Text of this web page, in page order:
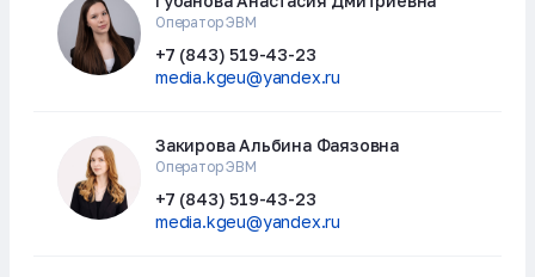
Оператор ЭВМ
+7 (843) 519-43-23
media.kgeu@yandex.ru
Закирова Альбина Фаязовна
Оператор ЭВМ
+7 (843) 519-43-23
media.kgeu@yandex.ru